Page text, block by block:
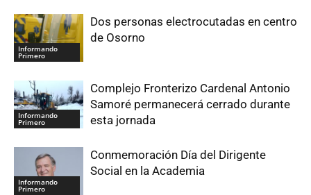
Informando
Primero
Dos personas electrocutadas en centro
de Osorno
Informando
Primero
Complejo Fronterizo Cardenal Antonio
Samoré permanecerá cerrado durante
esta jornada
Informando
Primero
Conmemoración Día del Dirigente
Social en la Academia